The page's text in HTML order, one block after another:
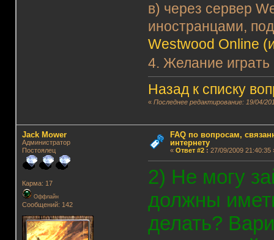
в) через сервер
иностранцами,
Westwood Online
4. Желание играть
Назад к списку
«Последнее редактирование: 19/04/
Jack Mower
Администратор
Постоялец
Карма: 17
Оффлайн
Сообщений: 142
FAQ по вопросам,
интернету
« Ответ #2: 27/09/2009 21:40:35
2) Не могу
должны
делать?